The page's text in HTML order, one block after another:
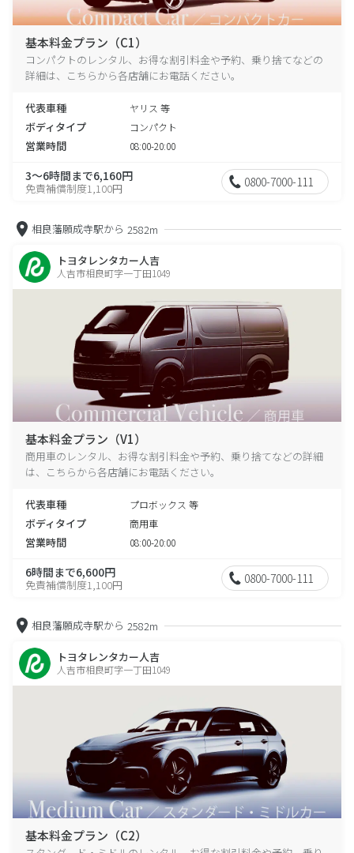
基本料金プラン（C1）
コンパクトのレンタル、お得な割引料金や予約、乗り捨てなどの
詳細は、こちらから各店舗にお電話ください。
代表車種 ヤリス 等
ボディタイプ コンパクト
営業時間 08:00-20:00
3～6時間まで6,160円
免責補償制度1,100円 0800-7000-111
相良藩願成寺駅から 2582m
トヨタレンタカー人吉
人吉市相良町字一丁田1049
基本料金プラン（V1）
商用車のレンタル、お得な割引料金や予約、乗り捨てなどの詳細
は、こちらから各店舗にお電話ください。
代表車種 プロボックス 等
ボディタイプ 商用車
営業時間 08:00-20:00
6時間まで6,600円
免責補償制度1,100円 0800-7000-111
相良藩願成寺駅から 2582m
トヨタレンタカー人吉
人吉市相良町字一丁田1049
基本料金プラン（C2）